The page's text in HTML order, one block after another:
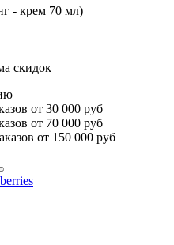
- крем 70 мл)
скидок
от 30 000 руб
от 70 000 руб
от 150 000 руб